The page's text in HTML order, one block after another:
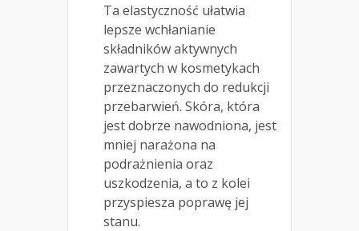
Ta elastyczność ułatwia
lepsze wchłanianie
składników aktywnych
zawartych w kosmetykach
przeznaczonych do redukcji
przebarwień. Skóra, która
jest dobrze nawodniona, jest
mniej narażona na
podrażnienia oraz
uszkodzenia, a to z kolei
przyspiesza poprawę jej
stanu.